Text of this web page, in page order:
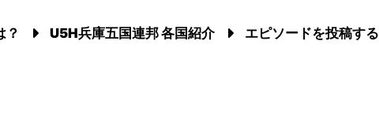
？ U5H兵庫五国連邦 各国紹介 エピソードを投稿する